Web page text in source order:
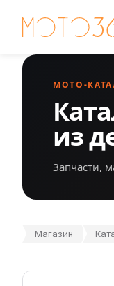
МОТО-
из
Запчасти,
Магазин